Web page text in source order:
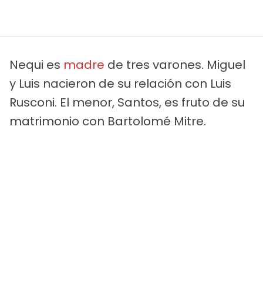
Nequi es madre de tres varones. Miguel
y Luis nacieron de su relación con Luis
Rusconi. El menor, Santos, es fruto de su
matrimonio con Bartolomé Mitre.